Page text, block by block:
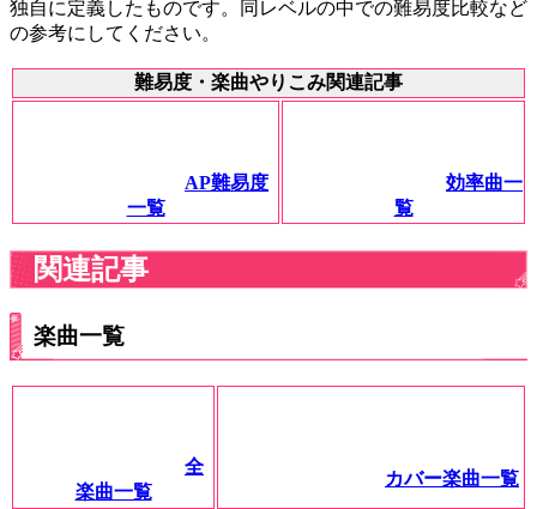
独自に定義したものです。同レベルの中での難易度比較など
の参考にしてください。
難易度・楽曲やりこみ関連記事
AP難易度
一覧
効率曲一
覧
関連記事
楽曲一覧
全
楽曲一覧
カバー楽曲一覧